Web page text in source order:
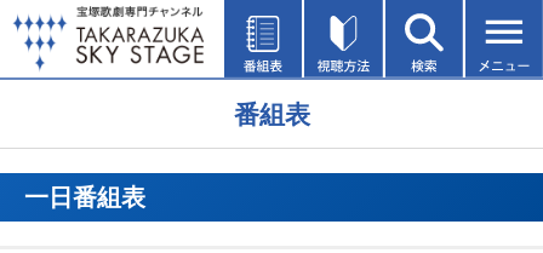
番組表
一日番組表